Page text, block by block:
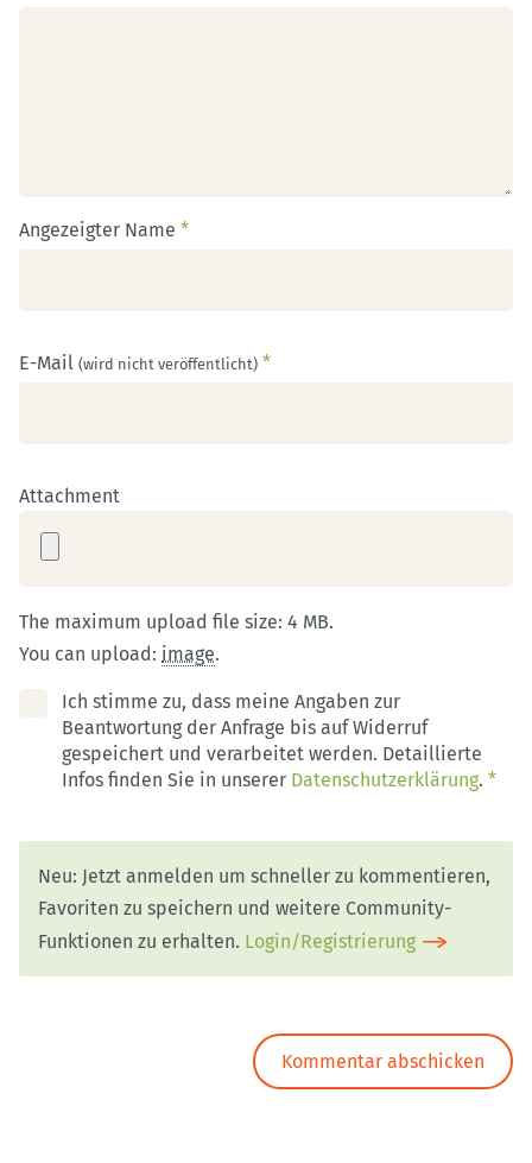
Angezeigter Name *
E-Mail (wird nicht veröffentlicht) *
Ich stimme zu, dass meine Angaben zur
Beantwortung der Anfrage bis auf Widerruf
gespeichert und verarbeitet werden. Detaillierte
Infos finden Sie in unserer Datenschutzerklärung. *
Attachment
The maximum upload file size: 4 MB.
You can upload: image.
Neu: Jetzt anmelden um schneller zu kommentieren,
Favoriten zu speichern und weitere Community-
Funktionen zu erhalten. Login/Registrierung